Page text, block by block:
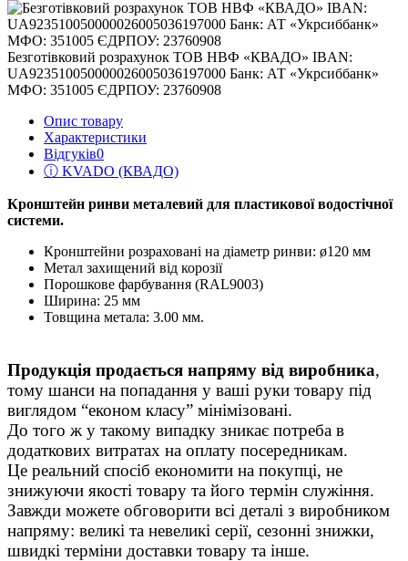
Безготівковий розрахунок ТОВ НВФ «КВАДО» IBAN:
UA923510050000026005036197000 Банк: АТ «Укрсиббанк»
МФО: 351005 ЄДРПОУ: 23760908
Опис товару
Характеристики
Відгуків0
ⓘ KVADO (КВАДО)
Кронштейн ринви металевий для пластикової водостічної
системи.
Кронштейни розраховані на діаметр ринви: ø120 мм
Метал захищений від корозії
Порошкове фарбування (RAL9003)
Ширина: 25 мм
Товщина метала: 3.00 мм.
Продукція продається напряму від виробника,
тому шанси на попадання у ваші руки товару під
виглядом “економ класу” мінімізовані.
До того ж у такому випадку зникає потреба в
додаткових витратах на оплату посередникам.
Це реальний спосіб економити на покупці, не
знижуючи якості товару та його термін служіння.
Завжди можете обговорити всі деталі з виробником
напряму: великі та невеликі серії, сезонні знижки,
швидкі терміни доставки товару та інше.